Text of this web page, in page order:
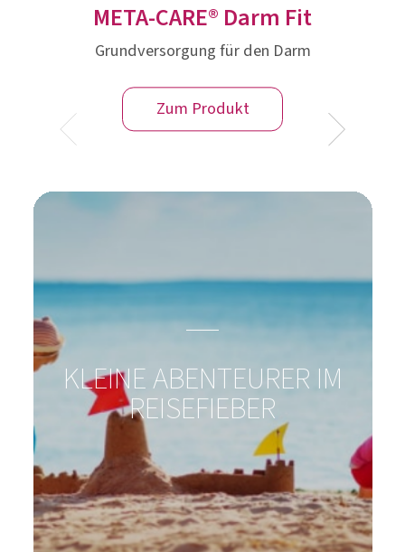
META-CARE® Darm Fit
Grundversorgung für den Darm
Zum Produkt
KLEINE ABENTEURER IM
REISEFIEBER